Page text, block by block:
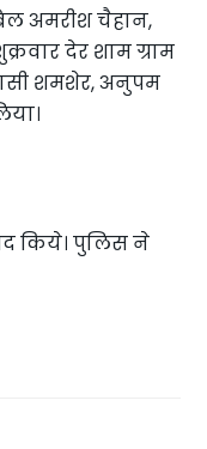
अमरीश चैहान,
देर शाम ग्राम
शमशेर, अनुपम
किये। पुलिस ने